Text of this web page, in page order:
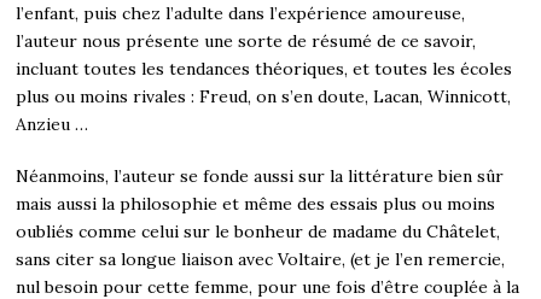
l’enfant, puis chez l’adulte dans l’expérience amoureuse,
l’auteur nous présente une sorte de résumé de ce savoir,
incluant toutes les tendances théoriques, et toutes les écoles
plus ou moins rivales : Freud, on s’en doute, Lacan, Winnicott,
Anzieu …
Néanmoins, l’auteur se fonde aussi sur la littérature bien sûr
mais aussi la philosophie et même des essais plus ou moins
oubliés comme celui sur le bonheur de madame du Châtelet,
sans citer sa longue liaison avec Voltaire, (et je l’en remercie,
nul besoin pour cette femme, pour une fois d’être couplée à la